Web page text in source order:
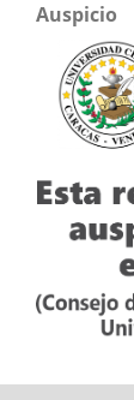
Auspicio